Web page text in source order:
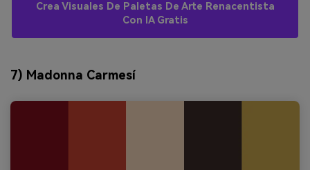
Crea Visuales De Paletas De Arte Renacentista
Con IA Gratis
7) Madonna Carmesí